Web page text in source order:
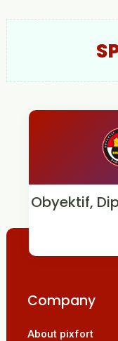
Obyektif,
Company
About pixfort